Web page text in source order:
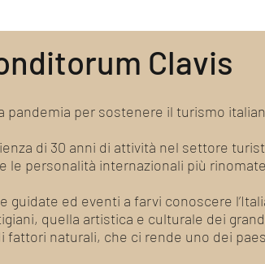
Clavis
pandemia per sostenere il turismo
di 30 anni di attività nel settore
le personalità internazionali più
ed eventi a farvi conoscere
quella artistica e culturale dei
naturali, che ci rende uno dei